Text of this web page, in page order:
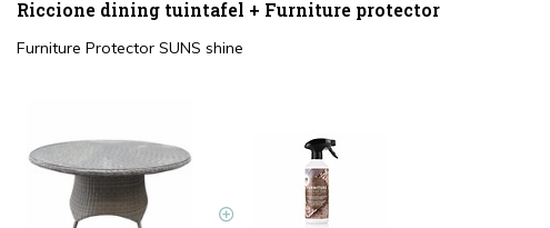
Riccione dining tuintafel + Furniture protector
Furniture Protector SUNS shine